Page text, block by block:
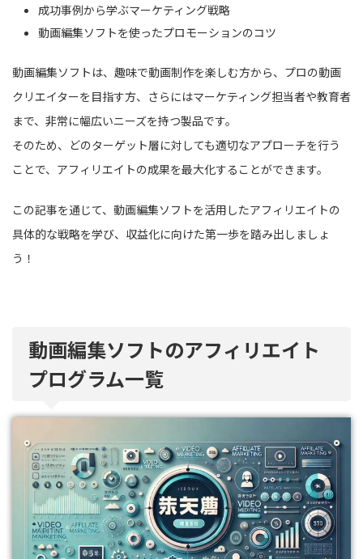
成功事例から学ぶマーケティング戦略
動画編集ソフトを使ったプロモーションのコツ
動画編集ソフトは、趣味で動画制作を楽しむ方から、プロの動画
クリエイターを目指す方、さらにはマーケティング担当者や教育者
まで、非常に幅広いニーズを持つ製品です。
そのため、どのターゲット層に対しても適切なアプローチを行う
ことで、アフィリエイトの成果を最大化することができます。
この記事を通じて、動画編集ソフトを活用したアフィリエイトの
具体的な戦略を学び、収益化に向けた第一歩を踏み出しましょ
う！
動画編集ソフトのアフィリエイト
プログラム一覧